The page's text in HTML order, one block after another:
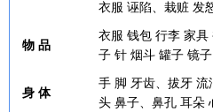
衣服 诬陷、栽赃 发
物 品
衣服 钱包 行李 家具
子 针 烟斗 罐子 镜子
身 体
手 脚 牙齿、拔牙 流
头 鼻子、鼻孔 耳朵